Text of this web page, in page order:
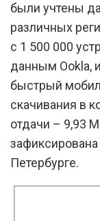
были учтены
различных
с 1 500 000
данным Ookla,
быстрый
скачивания в
отдачи – 9,93
Петербурге.